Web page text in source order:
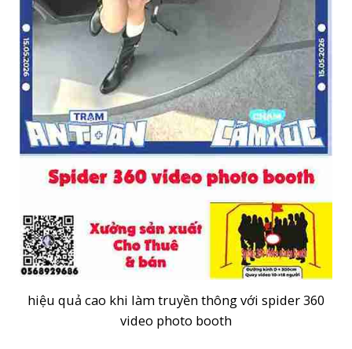
hiệu quả cao khi làm truyền thông với spider 360
video photo booth